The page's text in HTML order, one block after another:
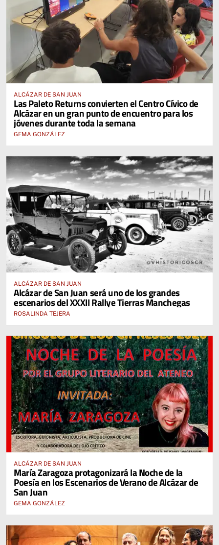
ALCÁZAR DE SAN JUAN
Las Paleto Returns convierten el Centro Cívico de
Alcázar en un gran punto de encuentro para los
jóvenes durante toda la semana
GEMA GONZÁLEZ
ALCÁZAR DE SAN JUAN
Alcázar de San Juan será uno de los grandes
escenarios del XXXII Rallye Tierras Manchegas
ROSALINDA TEJERA
ALCÁZAR DE SAN JUAN
María Zaragoza protagonizará la Noche de la
Poesía en los Escenarios de Verano de Alcázar de
San Juan
GEMA GONZÁLEZ